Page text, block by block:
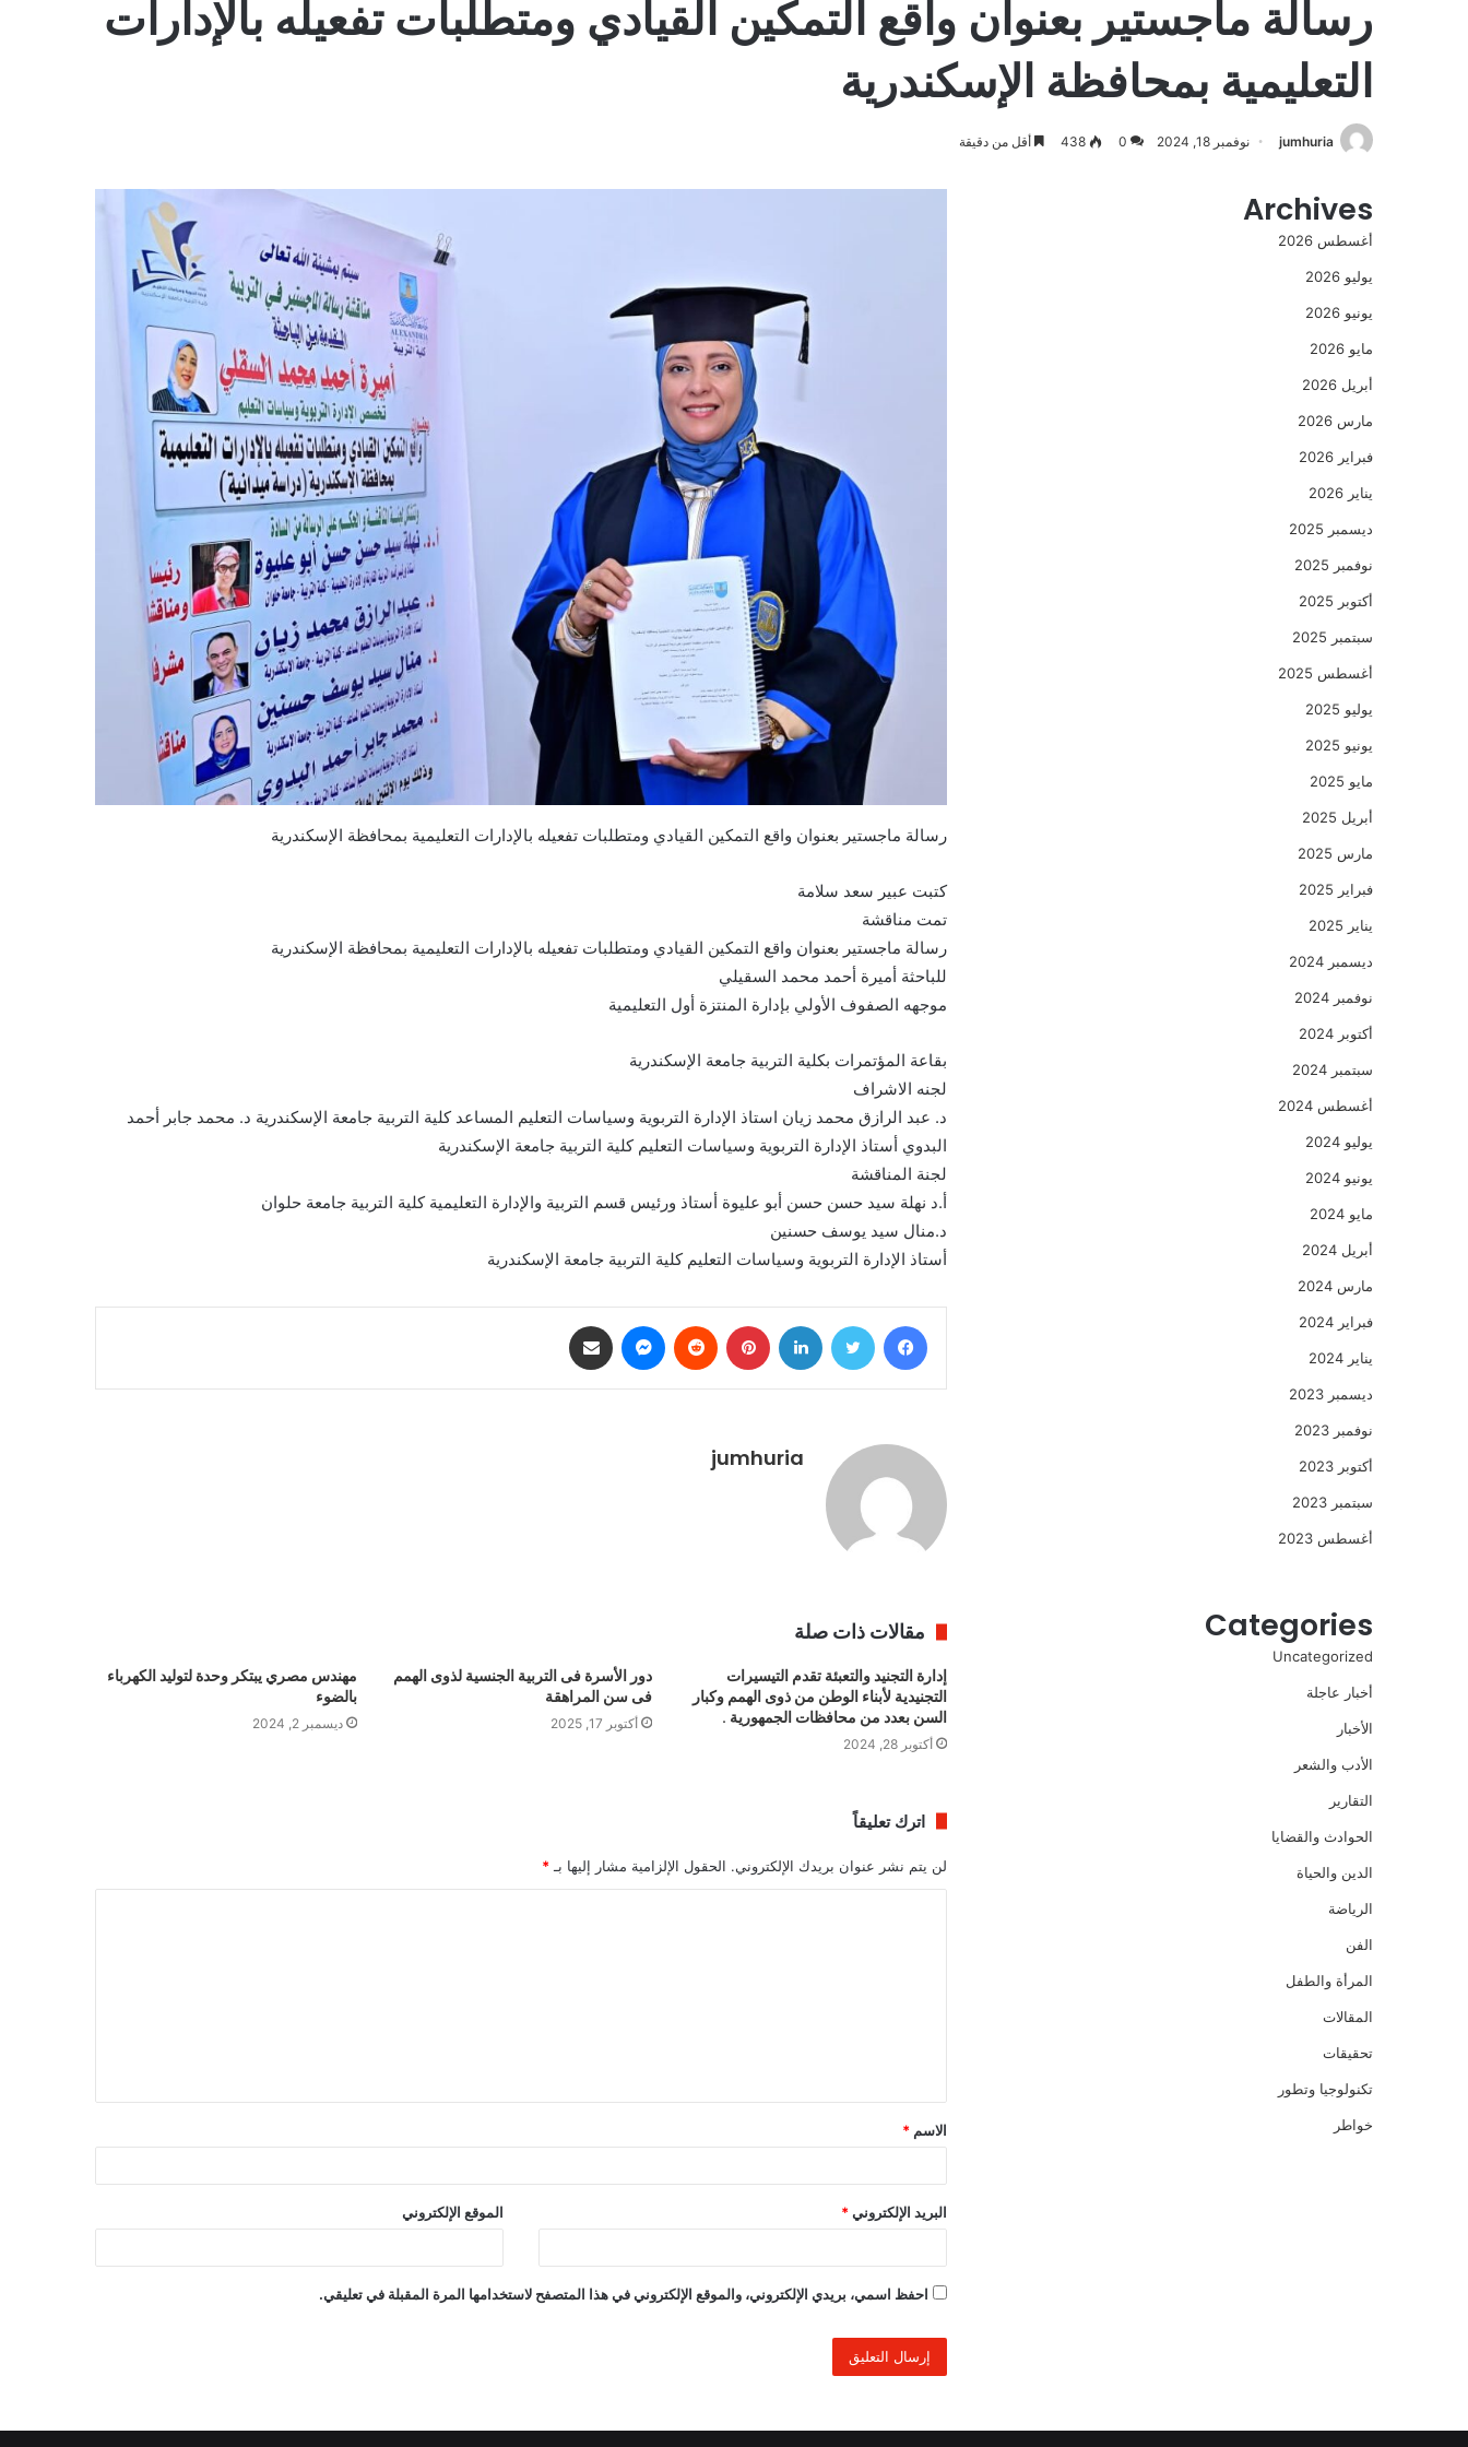
رسالة ماجستير بعنوان واقع التمكين القيادي ومتطلبات تفعيله بالإدارات
التعليمية بمحافظة الإسكندرية
jumhuria نوفمبر 18, 2024 0
438 أقل من دقيقة
رسالة ماجستير بعنوان واقع التمكين القيادي ومتطلبات تفعيله بالإدارات التعليمية بمحافظة الإسكندرية
كتبت عبير سعد سلامة
تمت مناقشة
رسالة ماجستير بعنوان واقع التمكين القيادي ومتطلبات تفعيله بالإدارات التعليمية بمحافظة الإسكندرية
للباحثة أميرة أحمد محمد السقيلي
موجهه الصفوف الأولي بإدارة المنتزة أول التعليمية
بقاعة المؤتمرات بكلية التربية جامعة الإسكندرية
لجنه الاشراف
د. عبد الرازق محمد زيان استاذ الإدارة التربوية وسياسات التعليم المساعد كلية التربية جامعة الإسكندرية د. محمد جابر أحمد
البدوي أستاذ الإدارة التربوية وسياسات التعليم كلية التربية جامعة الإسكندرية
لجنة المناقشة
أ.د نهلة سيد حسن حسن أبو عليوة أستاذ ورئيس قسم التربية والإدارة التعليمية كلية التربية جامعة حلوان
د.منال سيد يوسف حسنين
أستاذ الإدارة التربوية وسياسات التعليم كلية التربية جامعة الإسكندرية
فيسبوك تويتر لينكدإن بينتيريست ماسنجر
jumhuria
مقالات ذات صلة
إدارة التجنيد والتعبئة تقدم التيسيرات
التجنيدية لأبناء الوطن من ذوى الهمم وكبار
السن بعدد من محافظات الجمهورية .
أكتوبر 28, 2024
دور الأسرة فى التربية الجنسية لذوى الهمم
فى سن المراهقة
أكتوبر 17, 2025
مهندس مصري يبتكر وحدة لتوليد الكهرباء
بالضوء
ديسمبر 2, 2024
اترك تعليقاً
لن يتم نشر عنوان بريدك الإلكتروني. الحقول الإلزامية مشار إليها بـ *
ق
*
الاسم *
البريد الإلكتروني * الموقع الإلكتروني
احفظ اسمي، بريدي الإلكتروني، والموقع الإلكتروني في هذا المتصفح لاستخدامها المرة المقبلة في تعليقي.
Archives
أغسطس 2026
يوليو 2026
يونيو 2026
مايو 2026
أبريل 2026
مارس 2026
فبراير 2026
يناير 2026
ديسمبر 2025
نوفمبر 2025
أكتوبر 2025
سبتمبر 2025
أغسطس 2025
يوليو 2025
يونيو 2025
مايو 2025
أبريل 2025
مارس 2025
فبراير 2025
يناير 2025
ديسمبر 2024
نوفمبر 2024
أكتوبر 2024
سبتمبر 2024
أغسطس 2024
يوليو 2024
يونيو 2024
مايو 2024
أبريل 2024
مارس 2024
فبراير 2024
يناير 2024
ديسمبر 2023
نوفمبر 2023
أكتوبر 2023
سبتمبر 2023
أغسطس 2023
Categories
Uncategorized
أخبار عاجلة
الأخبار
الأدب والشعر
التقارير
الحوادث والقضايا
الدين والحياة
الرياضة
الفن
المرأة والطفل
المقالات
تحقيقات
تكنولوجيا وتطور
خواطر